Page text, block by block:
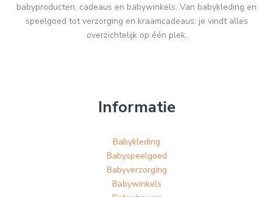
babyproducten, cadeaus en babywinkels. Van babykleding en
speelgoed tot verzorging en kraamcadeaus: je vindt alles
overzichtelijk op één plek.
Informatie
Babykleding
Babyspeelgoed
Babyverzorging
Babywinkels